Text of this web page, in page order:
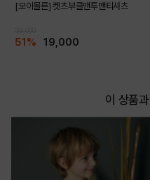
[모이몰른] 켓츠부클맨투맨티셔츠
51% 19,000
이 상품